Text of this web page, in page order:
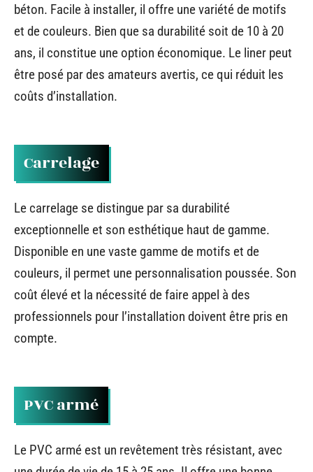
béton. Facile à installer, il offre une variété de motifs
et de couleurs. Bien que sa durabilité soit de 10 à 20
ans, il constitue une option économique. Le liner peut
être posé par des amateurs avertis, ce qui réduit les
coûts d’installation.
Carrelage
Le carrelage se distingue par sa durabilité
exceptionnelle et son esthétique haut de gamme.
Disponible en une vaste gamme de motifs et de
couleurs, il permet une personnalisation poussée. Son
coût élevé et la nécessité de faire appel à des
professionnels pour l’installation doivent être pris en
compte.
PVC armé
Le PVC armé est un revêtement très résistant, avec